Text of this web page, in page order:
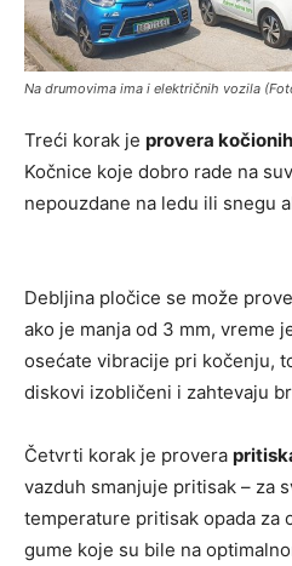
Na drumovima ima i električnih vozila
Treći korak je provera
Kočnice koje dobro rade na
nepouzdane na ledu ili snegu
Debljina pločice se može
ako je manja od 3 mm, vreme
osećate vibracije pri kočenju,
diskovi izobličeni i zahtevaju
Četvrti korak je provera
vazduh smanjuje pritisak – za
temperature pritisak opada za
gume koje su bile na